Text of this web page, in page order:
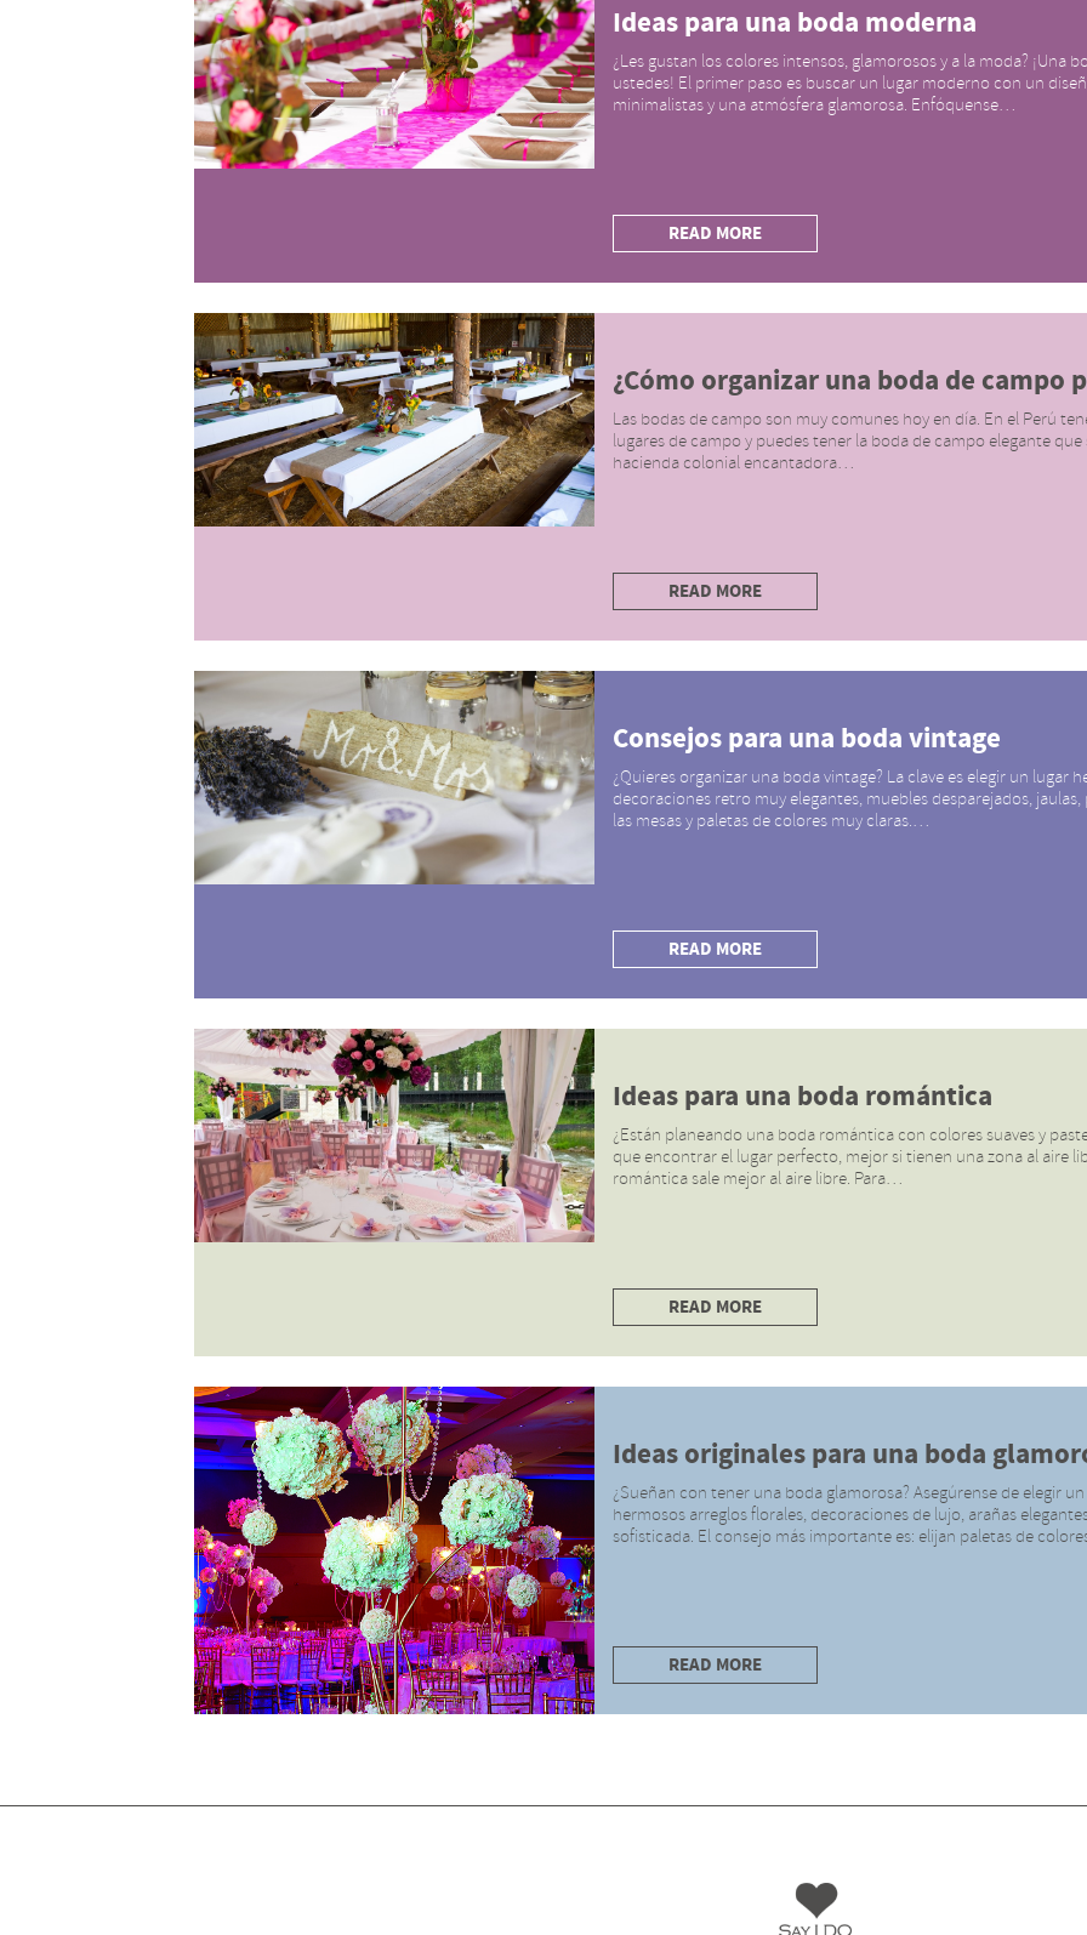
Ideas para una boda moderna
¿Les gustan los colores intensos, glamorosos y a la moda? ¡Una
ustedes! El primer paso es buscar un lugar moderno con un
minimalistas y una atmósfera glamorosa. Enfóquense…
READ MORE
¿Cómo organizar una boda de campo
Las bodas de campo son muy comunes hoy en día. En el Perú
lugares de campo y puedes tener la boda de campo elegante
hacienda colonial encantadora…
READ MORE
Consejos para una boda vintage
¿Quieres organizar una boda vintage? La clave es elegir un lugar
decoraciones retro muy elegantes, muebles desparejados,
las mesas y paletas de colores muy claras.…
READ MORE
Ideas para una boda romántica
¿Están planeando una boda romántica con colores suaves y
que encontrar el lugar perfecto, mejor si tienen una zona al aire
romántica sale mejor al aire libre. Para…
READ MORE
Ideas originales para una boda
¿Sueñan con tener una boda glamorosa? Asegúrense de elegir
hermosos arreglos florales, decoraciones de lujo, arañas
sofisticada. El consejo más importante es: elijan paletas de
READ MORE